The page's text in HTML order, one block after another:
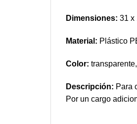
Dimensiones: 31 x
Material: Plástico
Color:
Descripción: Para
Por un cargo